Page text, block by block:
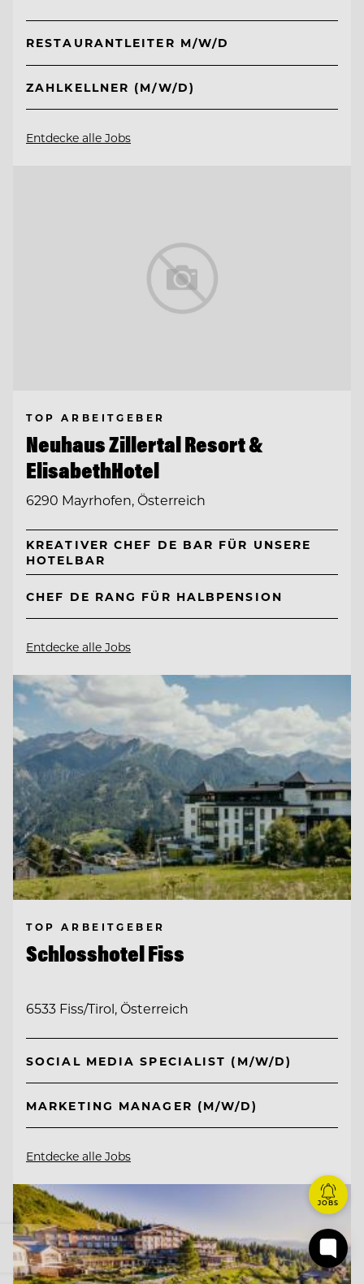
RESTAURANTLEITER M/W/D
ZAHLKELLNER (M/W/D)
Entdecke alle Jobs
TOP ARBEITGEBER
Neuhaus Zillertal Resort &
ElisabethHotel
6290 Mayrhofen, Österreich
KREATIVER CHEF DE BAR FÜR UNSERE
HOTELBAR
CHEF DE RANG FÜR HALBPENSION
Entdecke alle Jobs
TOP ARBEITGEBER
Schlosshotel Fiss
6533 Fiss/Tirol, Österreich
SOCIAL MEDIA SPECIALIST (M/W/D)
MARKETING MANAGER (M/W/D)
Entdecke alle Jobs
JOBS